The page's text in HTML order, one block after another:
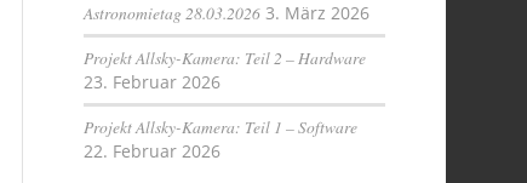
Astronomietag 28.03.2026 3. März 2026
Projekt Allsky-Kamera: Teil 2 – Hardware
23. Februar 2026
Projekt Allsky-Kamera: Teil 1 – Software
22. Februar 2026